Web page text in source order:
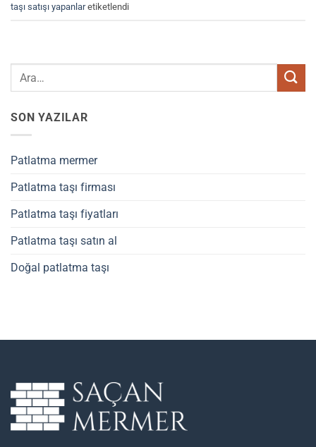
taşı satışı yapanlaretiketlendi
SON YAZILAR
Patlatma mermer
Patlatma taşı firması
Patlatma taşı fiyatları
Patlatma taşı satın al
Doğal patlatma taşı